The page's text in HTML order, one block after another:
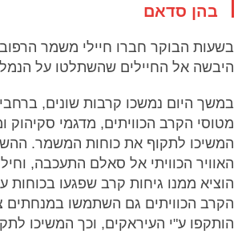
בהן סדאם
בשעות הבוקר חברו חיילי משמר
היבשה אל החיילים שהשתלטו על הנמל
במשך היום נמשכו קרבות שונים, ברחבי
המשיכו לתקוף את כוחות המשמר.
האוויר הכוויתי אל סאלם התעכבה, וחיל
הוציא ממנו גיחות קרב שפגעו בכוחות
הקרב הכוויתים גם השתמשו במנחתים
הותקפו ע"י העיראקים, וכך המשיכו